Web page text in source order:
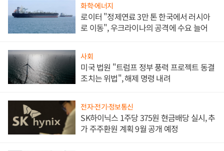
화학·에너지
로이터 "정제연료 3만 톤 한국에서 러시아
로 이동", 우크라이나의 공격에 수요 늘어
사회
미국 법원 "트럼프 정부 풍력 프로젝트 동결
조치는 위법", 해제 명령 내려
전자·전기·정보통신
SK하이닉스 1주당 375원 현금배당 실시, 추
가 주주환원 계획 9월 공개 예정